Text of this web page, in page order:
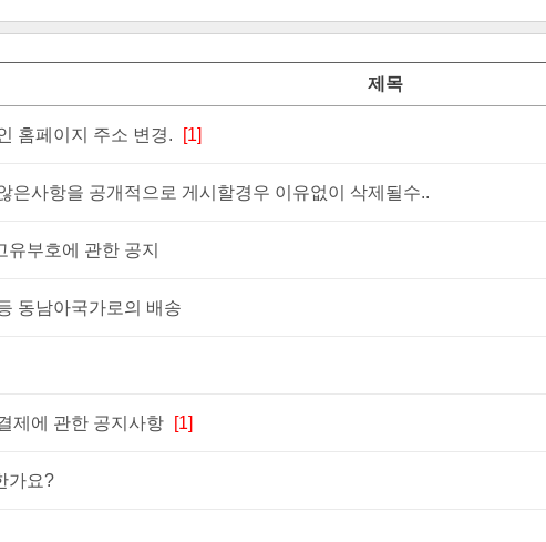
제목
홈페이지 주소 변경. [1]
은사항을 공개적으로 게시할경우 이유없이 삭제될수..
유부호에 관한 공지
동남아국가로의 배송
제에 관한 공지사항 [1]
가요?